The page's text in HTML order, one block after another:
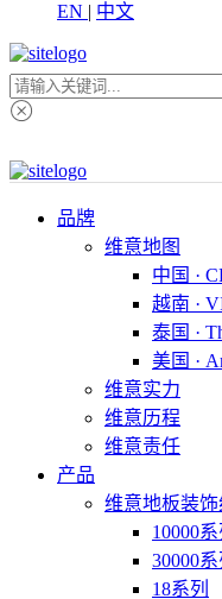
EN | 中文
品牌
维意地图
中国 ·
越南 ·
泰国 ·
美国 ·
维意实力
维意历程
维意责任
产品
维意地板装饰
10000系
30000系
18系列